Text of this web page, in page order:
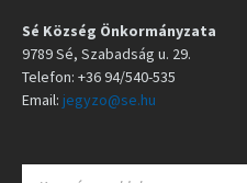
Sé Község Önkormányzata
9789 Sé, Szabadság u. 29.
Telefon: +36 94/540-535
Email: jegyzo@se.hu